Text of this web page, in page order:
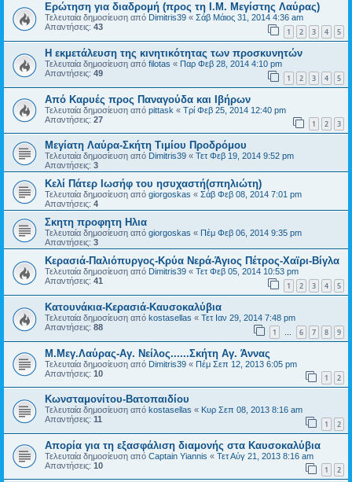
Ερώτηση για διαδρομή (προς τη Ι.Μ. Μεγίστης Λαύρας)
Τελευταία δημοσίευση από Dimitris39 « Σάβ Μάιος 31, 2014 4:36 am
Απαντήσεις: 43 1 2 3 4 5
Η εκμετάλευση της κινητικότητας των προσκυνητών
Τελευταία δημοσίευση από filotas « Παρ Φεβ 28, 2014 4:10 pm
Απαντήσεις: 49 1 2 3 4 5
Από Καρυές προς Παναγούδα και Ιβήρων
Τελευταία δημοσίευση από pittask « Τρί Φεβ 25, 2014 12:40 pm
Απαντήσεις: 27 1 2 3
Μεγίατη Λαύρα-Σκήτη Τιμίου Προδρόμου
Τελευταία δημοσίευση από Dimitris39 « Τετ Φεβ 19, 2014 9:52 pm
Απαντήσεις: 3
Κελί Πάτερ Ιωσήφ του ησυχαστή(σπηλιώτη)
Τελευταία δημοσίευση από giorgoskas « Σάβ Φεβ 08, 2014 7:01 pm
Απαντήσεις: 4
Σκητη προφητη Ηλια
Τελευταία δημοσίευση από giorgoskas « Πέμ Φεβ 06, 2014 9:35 pm
Απαντήσεις: 3
Κερασιά-Παλιόπυργος-Κρύα Νερά-Άγιος Πέτρος-Χαϊρι-Βίγλα
Τελευταία δημοσίευση από Dimitris39 « Τετ Φεβ 05, 2014 10:53 pm
Απαντήσεις: 41 1 2 3 4 5
Κατουνάκια-Κερασιά-Καυσοκαλύβια
Τελευταία δημοσίευση από kostasellas « Τετ Ιαν 29, 2014 7:48 pm
Απαντήσεις: 88 1 … 6 7 8 9
Μ.Μεγ.Λαύρας-Αγ. Νείλος......Σκήτη Αγ. Άννας
Τελευταία δημοσίευση από Dimitris39 « Πέμ Σεπ 12, 2013 6:05 pm
Απαντήσεις: 10 1 2
Κωνσταμονίτου-Βατοπαιδίου
Τελευταία δημοσίευση από kostasellas « Κυρ Σεπ 08, 2013 8:16 am
Απαντήσεις: 11 1 2
Απορία για τη εξασφάλιση διαμονής στα Καυσοκαλύβια
Τελευταία δημοσίευση από Captain Yiannis « Τετ Αύγ 21, 2013 8:16 am
Απαντήσεις: 10 1 2